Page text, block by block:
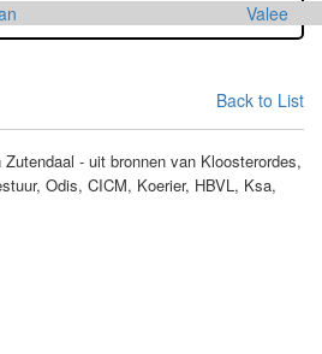
Valee
Back to List
- uit bronnen van Kloosterordes,
Odis, CICM, Koerier, HBVL, Ksa,